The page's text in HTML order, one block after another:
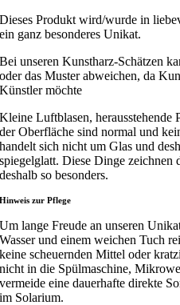
Dieses Produkt wird/wurde in
ein ganz besonderes Unikat.
Bei unseren Kunstharz-Schätzen
oder das Muster abweichen, da
Künstler möchte
Kleine Luftblasen, herausstehende
der Oberfläche sind normal und
handelt sich nicht um Glas und
spiegelglatt. Diese Dinge zeichnen
deshalb so besonders.
Hinweis zur Pflege
Um lange Freude an unseren
Wasser und einem weichen Tuch
keine scheuernden Mittel oder
nicht in die Spülmaschine,
vermeide eine dauerhafte direkte
im Solarium.